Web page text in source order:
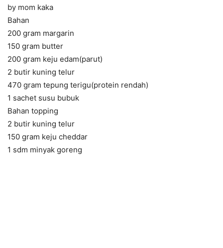
by mom kaka
Bahan
200 gram margarin
150 gram butter
200 gram keju edam(parut)
2 butir kuning telur
470 gram tepung terigu(protein rendah)
1 sachet susu bubuk
Bahan topping
2 butir kuning telur
150 gram keju cheddar
1 sdm minyak goreng